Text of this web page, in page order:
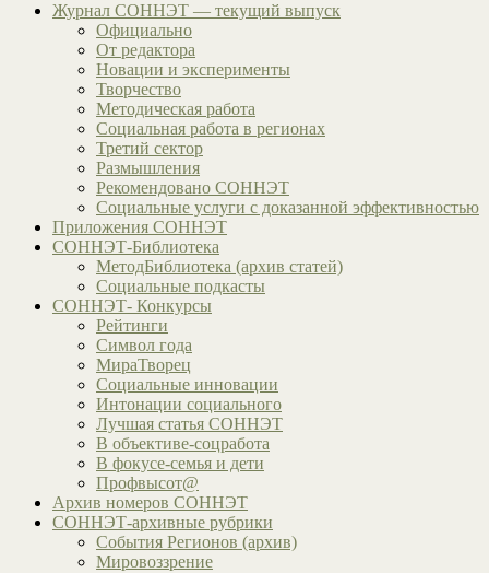
Журнал СОННЭТ — текущий выпуск
Официально
От редактора
Новации и эксперименты
Творчество
Методическая работа
Социальная работа в регионах
Третий сектор
Размышления
Рекомендовано СОННЭТ
Социальные услуги с доказанной эффективностью
Приложения СОННЭТ
СОННЭТ-Библиотека
МетодБиблиотека (архив статей)
Социальные подкасты
СОННЭТ- Конкурсы
Рейтинги
Символ года
МираТворец
Социальные инновации
Интонации социального
Лучшая статья СОННЭТ
В объективе-соцработа
В фокусе-семья и дети
Профвысот@
Архив номеров СОННЭТ
СОННЭТ-архивные рубрики
События Регионов (архив)
Мировоззрение